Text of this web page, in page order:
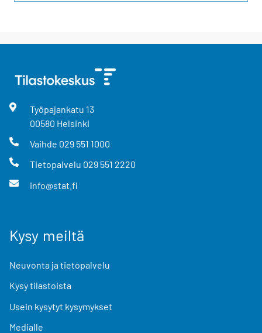
Työpajankatu 13
00580 Helsinki
Vaihde 029 551 1000
Tietopalvelu 029 551 2220
info@stat.fi
Kysy meiltä
Neuvonta ja tietopalvelu
Kysy tilastoista
Usein kysytyt kysymykset
Medialle